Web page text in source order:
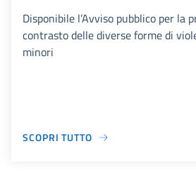
Disponibile l’Avviso pubblico per la
contrasto delle diverse forme di
minori
SCOPRI TUTTO